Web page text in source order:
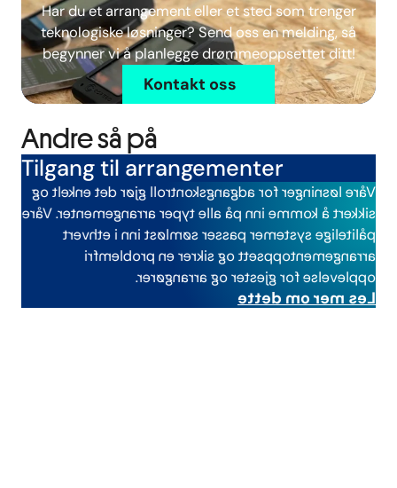
Har du et arrangement eller et sted som trenger
teknologiske løsninger? Send oss en melding, så
begynner vi å planlegge drømmeoppsettet ditt!
Kontakt oss
Andre så på
Tilgang til arrangementer
Våre løsninger for adgangskontroll gjør det enkelt og
sikkert å komme inn på alle typer arrangementer. Våre
pålitelige systemer passer sømløst inn i ethvert
arrangementoppsett og sikrer en problemfri
opplevelse for gjester og arrangører.
Les mer om dette